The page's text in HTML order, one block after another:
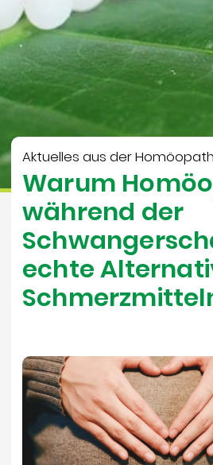
Aktuelles aus der
Warum
während der
echte